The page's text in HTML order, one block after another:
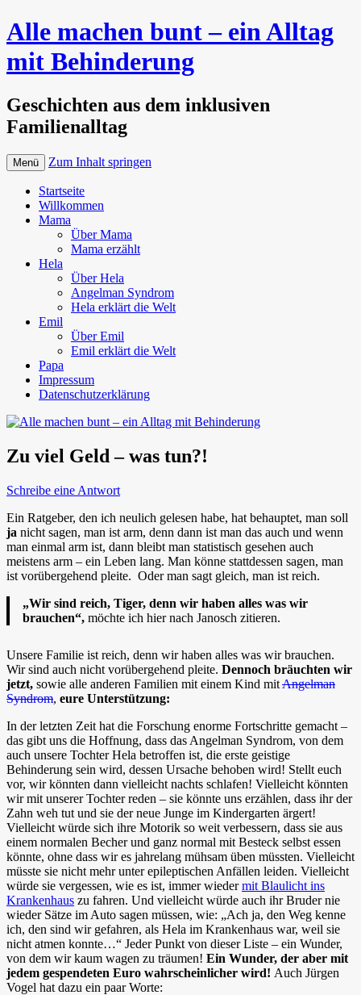
Alle machen bunt – ein Alltag
mit Behinderung
Geschichten aus dem inklusiven
Familienalltag
Menü Zum Inhalt springen
Startseite
Willkommen
Mama
Über Mama
Mama erzählt
Hela
Über Hela
Angelman Syndrom
Hela erklärt die Welt
Emil
Über Emil
Emil erklärt die Welt
Papa
Impressum
Datenschutzerklärung
Zu viel Geld – was tun?!
Schreibe eine Antwort
Ein Ratgeber, den ich neulich gelesen habe, hat behauptet, man soll
ja nicht sagen, man ist arm, denn dann ist man das auch und wenn
man einmal arm ist, dann bleibt man statistisch gesehen auch
meistens arm – ein Leben lang. Man könne stattdessen sagen, man
ist vorübergehend pleite. Oder man sagt gleich, man ist reich.
„Wir sind reich, Tiger, denn wir haben alles was wir
brauchen“, möchte ich hier nach Janosch zitieren.
Unsere Familie ist reich, denn wir haben alles was wir brauchen.
Wir sind auch nicht vorübergehend pleite. Dennoch bräuchten wir
jetzt, sowie alle anderen Familien mit einem Kind mitAngelman
Syndrom, eure Unterstützung:
In der letzten Zeit hat die Forschung enorme Fortschritte gemacht –
das gibt uns die Hoffnung, dass das Angelman Syndrom, von dem
auch unsere Tochter Hela betroffen ist, die erste geistige
Behinderung sein wird, dessen Ursache behoben wird! Stellt euch
vor, wir könnten dann vielleicht nachts schlafen! Vielleicht könnten
wir mit unserer Tochter reden – sie könnte uns erzählen, dass ihr der
Zahn weh tut und sie der neue Junge im Kindergarten ärgert!
Vielleicht würde sich ihre Motorik so weit verbessern, dass sie aus
einem normalen Becher und ganz normal mit Besteck selbst essen
könnte, ohne dass wir es jahrelang mühsam üben müssten. Vielleicht
müsste sie nicht mehr unter epileptischen Anfällen leiden. Vielleicht
würde sie vergessen, wie es ist, immer wiedermit Blaulicht ins
Krankenhaus zu fahren. Und vielleicht würde auch ihr Bruder nie
wieder Sätze im Auto sagen müssen, wie: „Ach ja, den Weg kenne
ich, den sind wir gefahren, als Hela im Krankenhaus war, weil sie
nicht atmen konnte…“ Jeder Punkt von dieser Liste – ein Wunder,
von dem wir kaum wagen zu träumen! Ein Wunder, der aber mit
jedem gespendeten Euro wahrscheinlicher wird! Auch Jürgen
Vogel hat dazu ein paar Worte: